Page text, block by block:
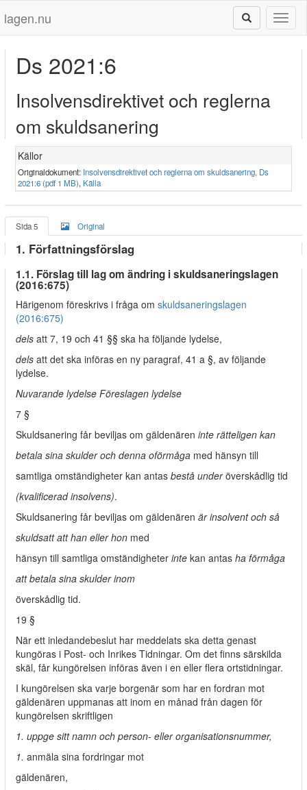
lagen.nu
Ds 2021:6
Insolvensdirektivet och reglerna
om skuldsanering
Källor
Originaldokument: Insolvensdirektivet och reglerna om skuldsanering, Ds
2021:6 (pdf 1 MB), Källa
Sida 5 Original
1. Författningsförslag
1.1. Förslag till lag om ändring i skuldsaneringslagen
(2016:675)
Härigenom föreskrivs i fråga om skuldsaneringslagen
(2016:675)
dels att 7, 19 och 41 §§ ska ha följande lydelse,
dels att det ska införas en ny paragraf, 41 a §, av följande
lydelse.
Nuvarande lydelse Föreslagen lydelse
7 §
Skuldsanering får beviljas om gäldenären inte rätteligen kan
betala sina skulder och denna oförmåga med hänsyn till
samtliga omständigheter kan antas bestå underöverskådlig tid
(kvalificerad insolvens).
Skuldsanering får beviljas om gäldenären är insolvent och så
skuldsatt att han eller hon med
hänsyn till samtliga omständigheter inte kan antas ha förmåga
att betala sina skulder inom
överskådlig tid.
19 §
När ett inledandebeslut har meddelats ska detta genast
kungöras i Post- och Inrikes Tidningar. Om det finns särskilda
skäl, får kungörelsen införas även i en eller flera ortstidningar.
I kungörelsen ska varje borgenär som har en fordran mot
gäldenären uppmanas att inom en månad från dagen för
kungörelsen skriftligen
1. uppge sitt namn och person- eller organisationsnummer,
1. anmäla sina fordringar mot
gäldenären,